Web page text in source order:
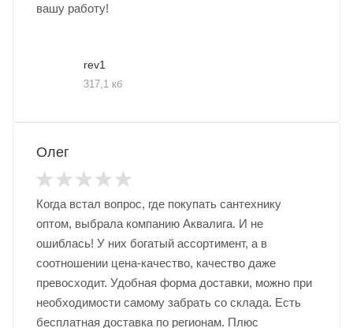
вашу работу!
rev1
317,1 кб
Олег
Когда встал вопрос, где покупать сантехнику
оптом, выбрала компанию Аквалига. И не
ошиблась! У них богатый ассортимент, а в
соотношении цена-качество, качество даже
превосходит. Удобная форма доставки, можно при
необходимости самому забрать со склада. Есть
бесплатная доставка по регионам. Плюс